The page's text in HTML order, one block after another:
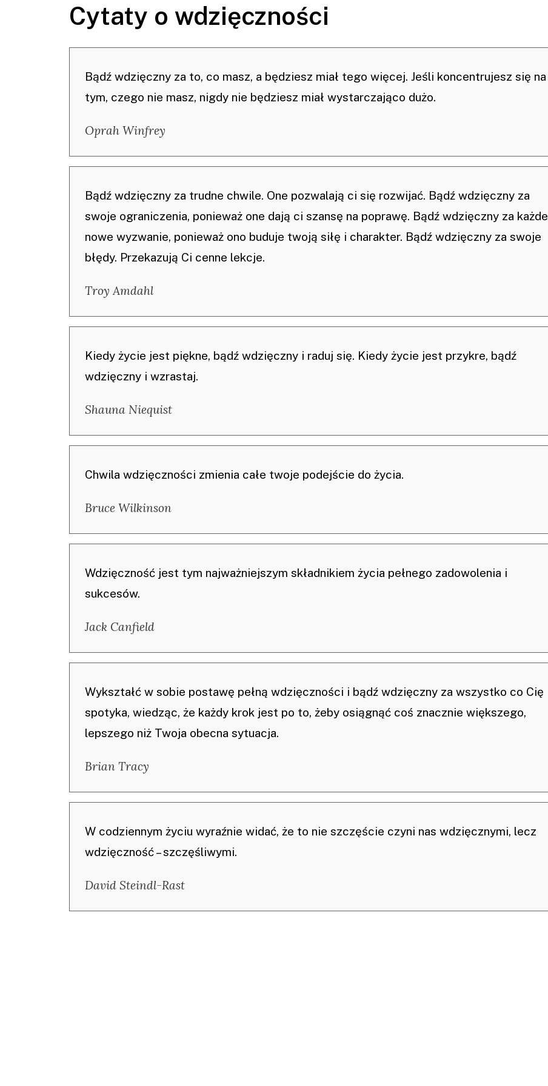
Cytaty o wdzięczności
Bądź wdzięczny za to, co masz, a będziesz miał tego więcej. Jeśli koncentrujesz się na
tym, czego nie masz, nigdy nie będziesz miał wystarczająco dużo.
Oprah Winfrey
Bądź wdzięczny za trudne chwile. One pozwalają ci się rozwijać. Bądź wdzięczny za
swoje ograniczenia, ponieważ one dają ci szansę na poprawę. Bądź wdzięczny za każde
nowe wyzwanie, ponieważ ono buduje twoją siłę i charakter. Bądź wdzięczny za swoje
błędy. Przekazują Ci cenne lekcje.
Troy Amdahl
Kiedy życie jest piękne, bądź wdzięczny i raduj się. Kiedy życie jest przykre, bądź
wdzięczny i wzrastaj.
Shauna Niequist
Chwila wdzięczności zmienia całe twoje podejście do życia.
Bruce Wilkinson
Wdzięczność jest tym najważniejszym składnikiem życia pełnego zadowolenia i
sukcesów.
Jack Canfield
Wykształć w sobie postawę pełną wdzięczności i bądź wdzięczny za wszystko co Cię
spotyka, wiedząc, że każdy krok jest po to, żeby osiągnąć coś znacznie większego,
lepszego niż Twoja obecna sytuacja.
Brian Tracy
W codziennym życiu wyraźnie widać, że to nie szczęście czyni nas wdzięcznymi, lecz
wdzięczność – szczęśliwymi.
David Steindl-Rast